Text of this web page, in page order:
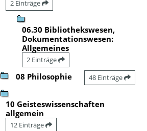
2 Einträge
06.30 Bibliothekswesen,
Dokumentationswesen:
Allgemeines
2 Einträge
08 Philosophie 48 Einträge
10 Geisteswissenschaften
allgemein
12 Einträge